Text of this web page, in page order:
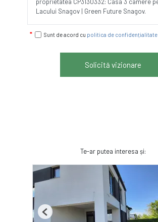
Sunt de acord cu politica de confidențialitate
Solicită vizionare
Te-ar putea interesa și:
Previous